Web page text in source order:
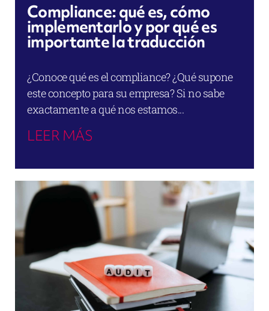
Compliance: qué es, cómo
implementarlo y por qué es
importante la traducción
¿Conoce qué es el compliance? ¿Qué supone
este concepto para su empresa? Si no sabe
exactamente a qué nos estamos...
LEER MÁS